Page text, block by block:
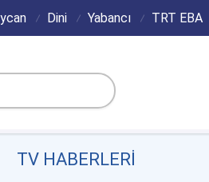
Dini Yabancı TRT EBA
TV HABERLERI